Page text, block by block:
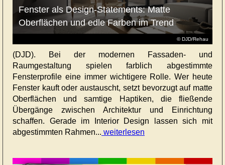
© DJD/Rehau
Fenster als Design-Statements: Matte
Oberflächen und edle Farben im Trend
(DJD). Bei der modernen Fassaden- und
Raumgestaltung spielen farblich abgestimmte
Fensterprofile eine immer wichtigere Rolle. Wer heute
Fenster kauft oder austauscht, setzt bevorzugt auf matte
Oberflächen und samtige Haptiken, die fließende
Übergänge zwischen Architektur und Einrichtung
schaffen. Gerade im Interior Design lassen sich mit
abgestimmten Rahmen... weiterlesen